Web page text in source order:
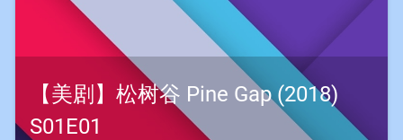
【美剧】松树谷 Pine Gap (2018)
S01E01